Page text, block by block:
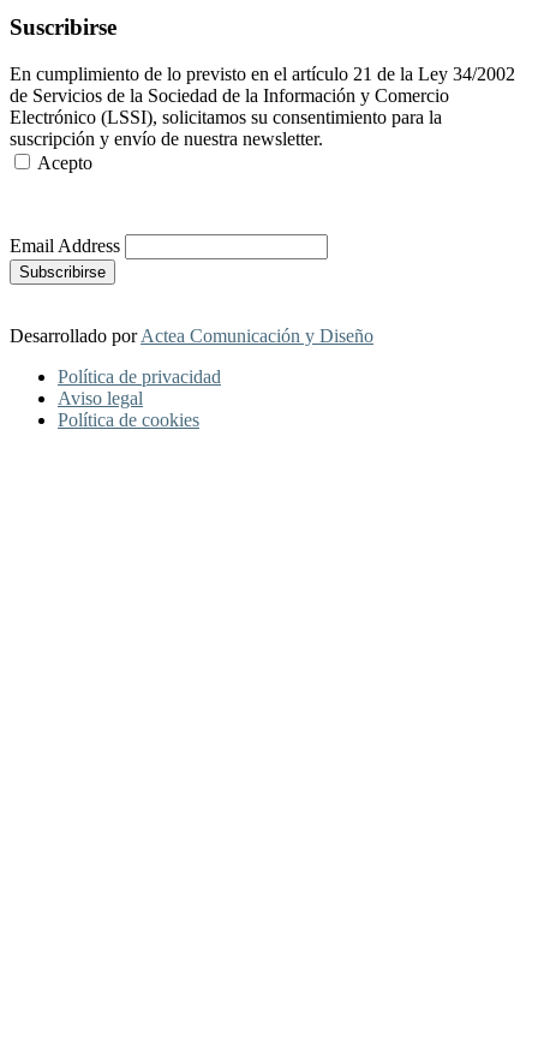
Suscribirse
En cumplimiento de lo previsto en el artículo 21 de la Ley 34/2002
de Servicios de la Sociedad de la Información y Comercio
Electrónico (LSSI), solicitamos su consentimiento para la
suscripción y envío de nuestra newsletter.
Acepto
Email Address
Desarrollado porActea Comunicación y Diseño
Política de privacidad
Aviso legal
Política de cookies